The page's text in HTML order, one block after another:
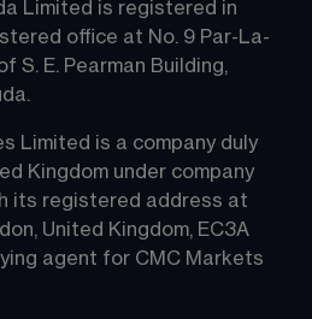
Limited is registered in
office at No. 9 Par-La-
S. E. Pearman Building,
Limited is a company duly
Kingdom under company
its registered address at
United Kingdom, EC3A
agent for CMC Markets